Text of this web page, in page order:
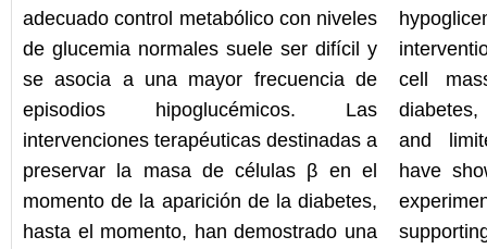
adecuado control metabólico con niveles
de glucemia normales suele ser difícil y
se asocia a una mayor frecuencia de
episodios hipoglucémicos. Las
intervenciones terapéuticas destinadas a
preservar la masa de células β en el
momento de la aparición de la diabetes,
hasta el momento, han demostrado una
cell
and
have